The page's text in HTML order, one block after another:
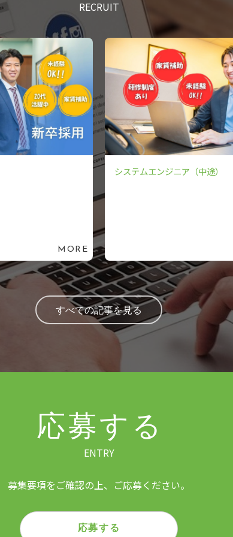
RECRUIT
MORE
システムエンジニア（中途）
すべての記事を見る
応募する
ENTRY
募集要項をご確認の上、ご応募ください。
応募する